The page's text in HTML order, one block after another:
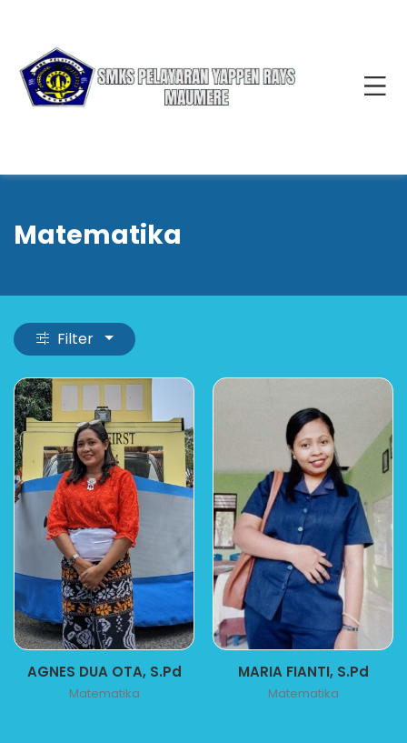
Matematika
Filter
AGNES DUA OTA, S.Pd
Matematika
MARIA FIANTI, S.Pd
Matematika